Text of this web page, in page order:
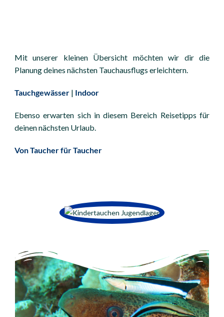
Mit unserer kleinen Übersicht möchten wir dir die
Planung deines nächsten Tauchausflugs erleichtern.
Tauchgewässer | Indoor
Ebenso erwarten sich in diesem Bereich Reisetipps für
deinen nächsten Urlaub.
Von Taucher für Taucher